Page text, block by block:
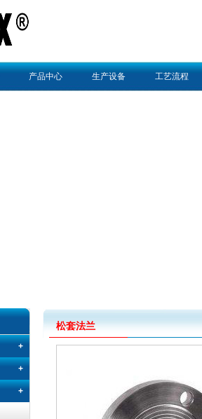
产品中心 生产设备 工艺流程
+
+
+
松套法兰